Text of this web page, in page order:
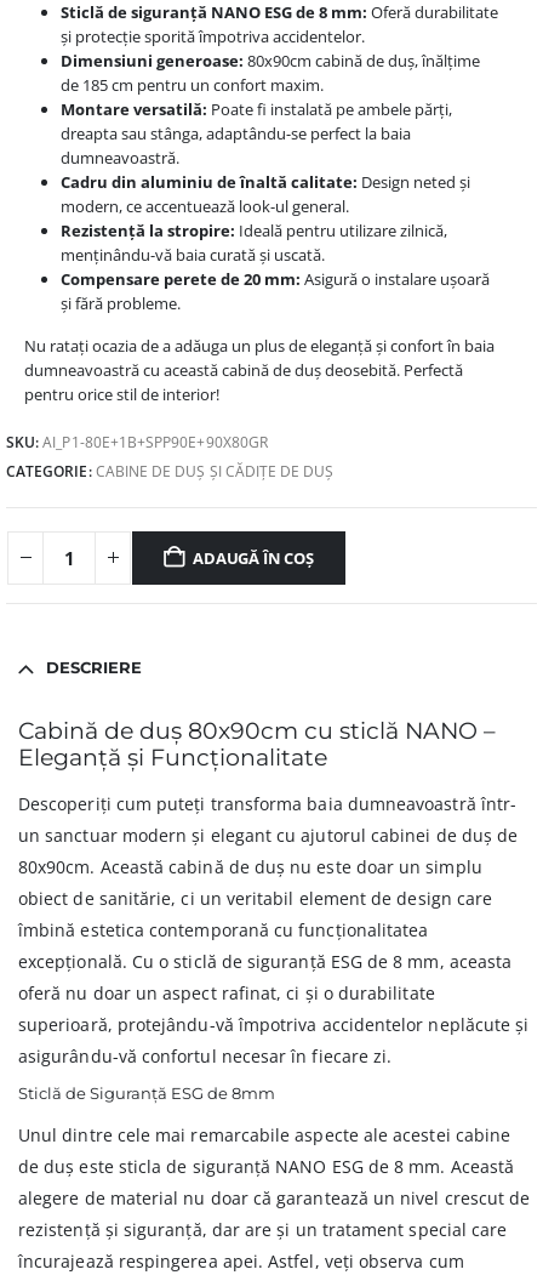
Sticlă de siguranță NANO ESG de 8 mm: Oferă durabilitate
și protecție sporită împotriva accidentelor.
Dimensiuni generoase: 80x90cm cabină de duș, înălțime
de 185 cm pentru un confort maxim.
Montare versatilă: Poate fi instalată pe ambele părți,
dreapta sau stânga, adaptându-se perfect la baia
dumneavoastră.
Cadru din aluminiu de înaltă calitate: Design neted și
modern, ce accentuează look-ul general.
Rezistență la stropire: Ideală pentru utilizare zilnică,
menținându-vă baia curată și uscată.
Compensare perete de 20 mm: Asigură o instalare ușoară
și fără probleme.
Nu ratați ocazia de a adăuga un plus de eleganță și confort în baia
dumneavoastră cu această cabină de duș deosebită. Perfectă
pentru orice stil de interior!
SKU:AI_P1-80E+1B+SPP90E+90X80GR
CATEGORIE:CABINE DE DUȘ ȘI CĂDIȚE DE DUȘ
ADAUGĂ ÎN COȘ
DESCRIERE
Cabină de duș 80x90cm cu sticlă NANO –
Eleganță și Funcționalitate
Descoperiți cum puteți transforma baia dumneavoastră într-
un sanctuar modern și elegant cu ajutorul cabinei de duș de
80x90cm. Această cabină de duș nu este doar un simplu
obiect de sanitărie, ci un veritabil element de design care
îmbină estetica contemporană cu funcționalitatea
excepțională. Cu o sticlă de siguranță ESG de 8 mm, aceasta
oferă nu doar un aspect rafinat, ci și o durabilitate
superioară, protejându-vă împotriva accidentelor neplăcute și
asigurându-vă confortul necesar în fiecare zi.
Sticlă de Siguranță ESG de 8mm
Unul dintre cele mai remarcabile aspecte ale acestei cabine
de duș este sticla de siguranță NANO ESG de 8 mm. Această
alegere de material nu doar că garantează un nivel crescut de
rezistență și siguranță, dar are și un tratament special care
încurajează respingerea apei. Astfel, veți observa cum